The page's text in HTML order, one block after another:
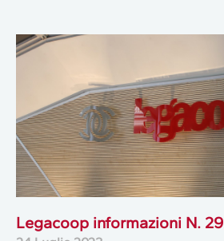
Legacoop informazioni N. 29